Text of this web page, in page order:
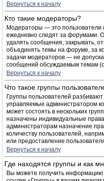
Вернуться к началу
Кто такие модераторы?
Модераторы — это пользователи
ежедневно следят за форумами.
удалять сообщения, закрывать,
объединять темы на форуме, за
задачи модераторов — не
сообщений обсуждаемым темам
Вернуться к началу
Что такое группы
Группы пользователей
управляемые администратором
может состоять в нескольких
назначены индивидуальные
администраторам назначение
количеству пользователей,
или предоставление
Вернуться к началу
Где находятся группы и как
Вы можете получить информацию